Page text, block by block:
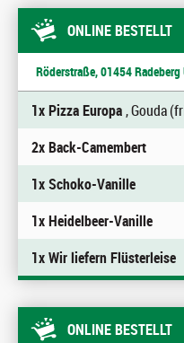
ONLINE BESTELLT
Röderstraße, 01454
1x Pizza Europa, Gouda
2x Back-Camembert
1x Schoko-Vanille
1x Heidelbeer-Vanille
1x Wir liefern Flüsterleise
ONLINE BESTELLT